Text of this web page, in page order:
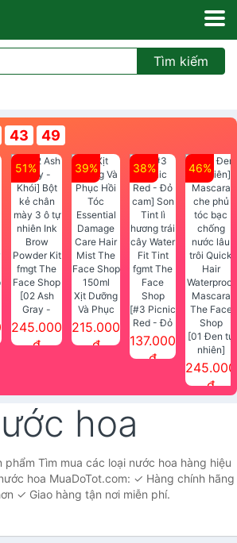
Tìm kiếm
43 48
51%
[02 Ash
Gray -
Khói] Bột
kẻ chân
Face Shop
245.000
đ
39%
Xịt Dưỡng
Và Phục
Hồi Tóc
Essential
215.000
đ
38%
[#3 Picnic
Red - Đỏ
cam] Son
137.000
đ
46%
[01 Đen tự
nhiên]
Mascara
che phủ
Waterproof
Mascara
The Face
245.000
đ
hoa
Tìm mua các loại nước hoa hàng hiệu
hoa MuaDoTot.com: ✓ Hàng chính hãng
✓ Giao hàng tận nơi miễn phí.